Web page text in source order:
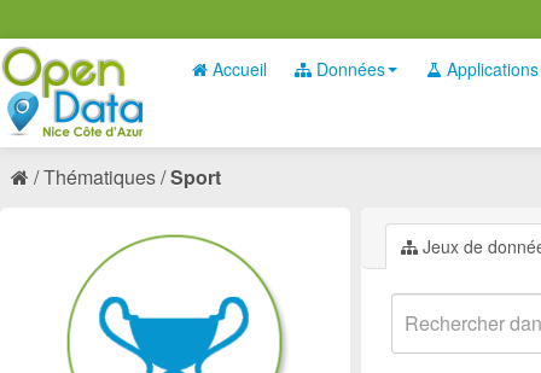
Accueil Données Applications
Thématiques Sport
Jeux de